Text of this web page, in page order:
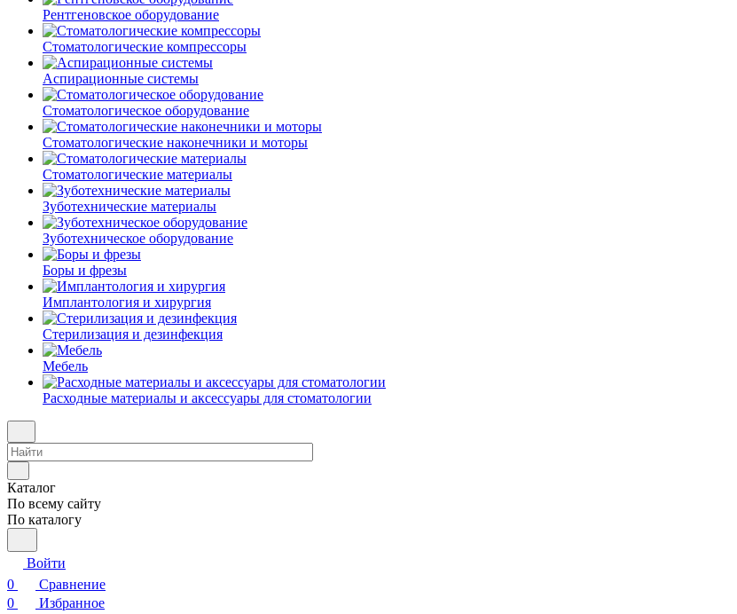
Рентгеновское оборудование
Стоматологические компрессоры
Аспирационные системы
Стоматологическое оборудование
Стоматологические наконечники и моторы
Стоматологические материалы
Зуботехнические материалы
Зуботехническое оборудование
Боры и фрезы
Имплантология и хирургия
Стерилизация и дезинфекция
Мебель
Расходные материалы и аксессуары для стоматологии
Каталог
По всему сайту
По каталогу
Войти
0
Сравнение
0
Избранное